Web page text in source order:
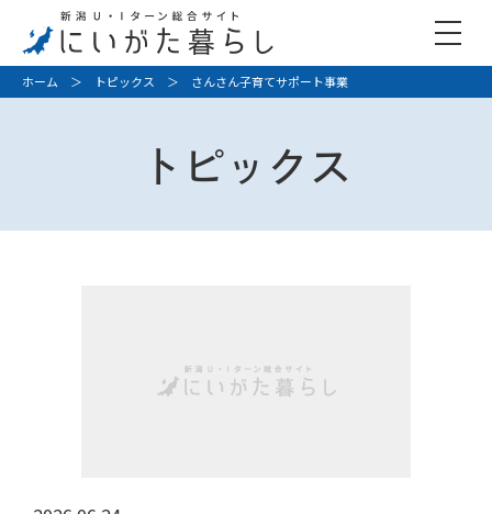
ホーム ＞ トピックス ＞ さんさん子育てサポート事業
トピックス